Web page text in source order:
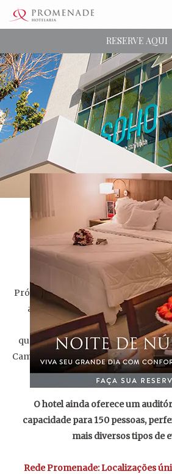
RESERVE AQUI
Próximo aos melhores restaurantes
amplas suítes com minicopa,
infraestrutura para garantir
qualidade. No rooftop com vista
Campos, você vai encontrar saunas
uma completa sala de
O hotel ainda oferece um
capacidade para 150 pessoas,
mais diversos tipos de
Rede Promenade: Localizações